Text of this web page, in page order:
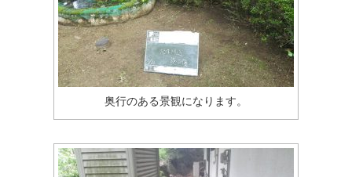
奥行のある景観になります。